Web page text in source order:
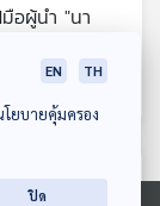
มือผู้นำ "นา
ใต้" ?EN TH
โยบายคุ้มครอง
ปิด